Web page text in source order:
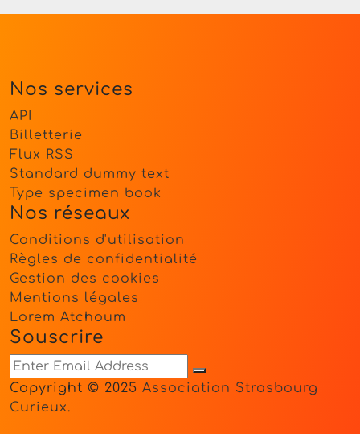
Nos services
API
Billetterie
Flux RSS
Standard dummy text
Type specimen book
Nos réseaux
Conditions d'utilisation
Règles de confidentialité
Gestion des cookies
Mentions légales
Lorem Atchoum
Souscrire
Copyright © 2025 Association Strasbourg
Curieux.